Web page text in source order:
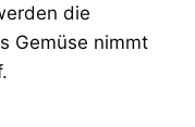
die
Gemüse nimmt